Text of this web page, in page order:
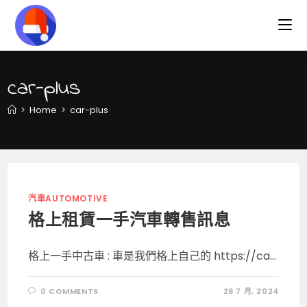
content
car-plus
> Home > car-plus
汽車AUTOMOTIVE
格上租賃一手汽車轉售訊息
格上一手中古車 : 車是我們格上自己的 https://ca...
0 COMMENTS 28 7 月, 2024